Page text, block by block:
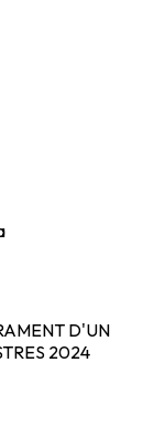
D'UN
2024